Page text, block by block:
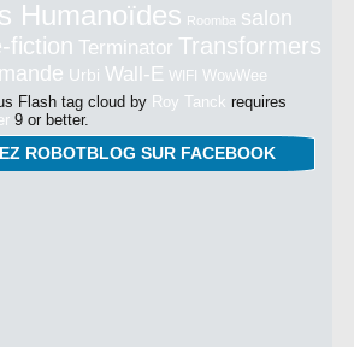
Humanoïdes Roomba salon
fiction Terminator Transformers
Urbi Wall-E WIFI WowWee
Flash tag cloud by Roy Tanck requires
9 or better.
ROBOTBLOG SUR FACEBOOK